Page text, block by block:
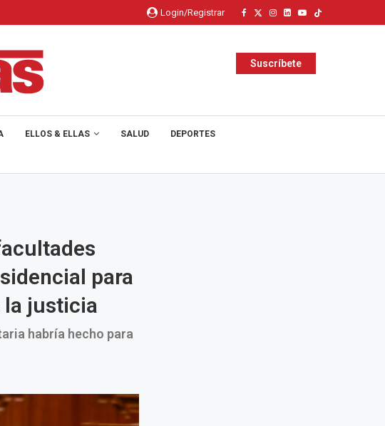
Login/Registrar
Suscríbete
ELLOS & ELLAS SALUD DEPORTES
para
la justicia
habría hecho para